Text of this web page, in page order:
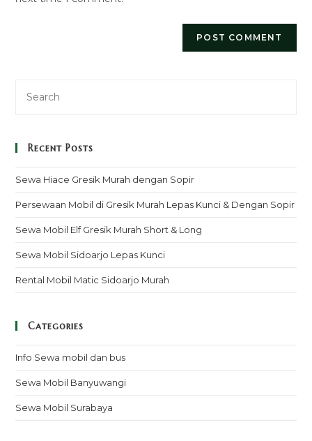
Recent Posts
Sewa Hiace Gresik Murah dengan Sopir
Persewaan Mobil di Gresik Murah Lepas Kunci & Dengan Sopir
Sewa Mobil Elf Gresik Murah Short & Long
Sewa Mobil Sidoarjo Lepas Kunci
Rental Mobil Matic Sidoarjo Murah
Categories
Info Sewa mobil dan bus
Sewa Mobil Banyuwangi
Sewa Mobil Surabaya